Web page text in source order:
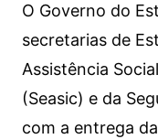
O Governo do
secretarias de
Assistência
(Seasic) e da
com a entrega